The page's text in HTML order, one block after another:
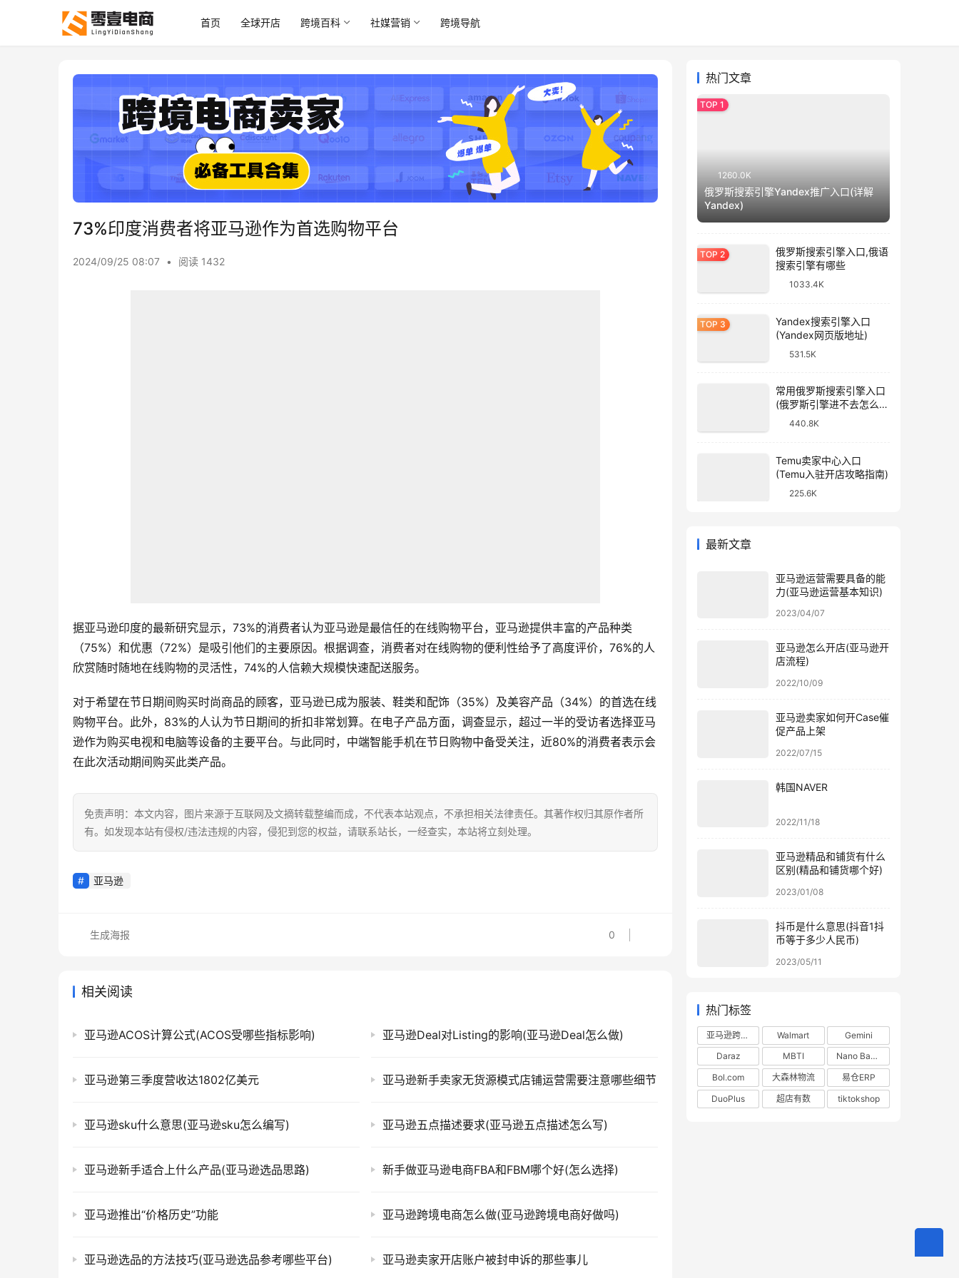
首页 全球开店 跨境百科 社媒营销 跨境导航
73%印度消费者将亚马逊作为首选购物平台
2024/09/25 08:07 • 阅读 1432
据亚马逊印度的最新研究显示，73%的消费者认为亚马逊是最信任的在线购物平台，亚马逊提供丰富的产品种类
（75%）和优惠（72%）是吸引他们的主要原因。根据调查，消费者对在线购物的便利性给予了高度评价，76%的人
欣赏随时随地在线购物的灵活性，74%的人信赖大规模快速配送服务。
对于希望在节日期间购买时尚商品的顾客，亚马逊已成为服装、鞋类和配饰（35%）及美容产品（34%）的首选在线
购物平台。此外，83%的人认为节日期间的折扣非常划算。在电子产品方面，调查显示，超过一半的受访者选择亚马
逊作为购买电视和电脑等设备的主要平台。与此同时，中端智能手机在节日购物中备受关注，近80%的消费者表示会
在此次活动期间购买此类产品。
免责声明：本文内容，图片来源于互联网及文摘转载整编而成，不代表本站观点，不承担相关法律责任。其著作权归其原作者所
有。如发现本站有侵权/违法违规的内容，侵犯到您的权益，请联系站长，一经查实，本站将立刻处理。
亚马逊
0
生成海报
相关阅读
亚马逊ACOS计算公式(ACOS受哪些指标影响) 亚马逊Deal对Listing的影响(亚马逊Deal怎么做)
亚马逊第三季度营收达1802亿美元 亚马逊新手卖家无货源模式店铺运营需要注意哪些细节
亚马逊sku什么意思(亚马逊sku怎么编写) 亚马逊五点描述要求(亚马逊五点描述怎么写)
亚马逊新手适合上什么产品(亚马逊选品思路) 新手做亚马逊电商FBA和FBM哪个好(怎么选择)
亚马逊推出“价格历史”功能 亚马逊跨境电商怎么做(亚马逊跨境电商好做吗)
亚马逊选品的方法技巧(亚马逊选品参考哪些平台) 亚马逊卖家开店账户被封申诉的那些事儿
热门文章
1260.0K
俄罗斯搜索引擎Yandex推广入口(详解
Yandex)
俄罗斯搜索引擎入口,俄语
搜索引擎有哪些
1033.4K
Yandex搜索引擎入口
(Yandex网页版地址)
531.5K
常用俄罗斯搜索引擎入口
(俄罗斯引擎进不去怎么
440.8K
Temu卖家中心入口
(Temu入驻开店攻略指南)
225.6K
最新文章
亚马逊运营需要具备的能
力(亚马逊运营基本知识)
2023/04/07
亚马逊怎么开店(亚马逊开
店流程)
2022/10/09
亚马逊卖家如何开Case催
促产品上架
2022/07/15
韩国NAVER
2022/11/18
亚马逊精品和铺货有什么
区别(精品和铺货哪个好)
2023/01/08
抖币是什么意思(抖音1抖
币等于多少人民币)
2023/05/11
热门标签
亚马逊跨境电商 Walmart
Gemini
Daraz
MBTI
Nano Banana
Bol.com
大森林物流
易仓ERP
DuoPlus
超店有数 tiktokshop